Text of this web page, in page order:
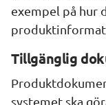
exempel på hur
Tillgänglig
systemet ska